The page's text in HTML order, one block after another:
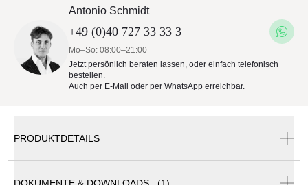
Antonio Schmidt
+49 (0)40 727 33 33 3
Mo–So: 08:00–21:00
Jetzt persönlich beraten lassen, oder einfach telefonisch
bestellen.
Auch per E-Mail oder per WhatsApp erreichbar.
PRODUKTDETAILS
DOKUMENTE & DOWNLOADS (1)